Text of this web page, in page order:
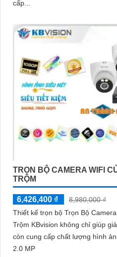
cấp...
TRỌN BỘ CAMERA WIFI
TRỘM
6,426,400 ₫
8,980,000 ₫
Thiết kế trọn bộ Trọn Bộ
Trộm KBvision không chỉ giúp
còn cung cấp chất lượng hình
2.0 MP